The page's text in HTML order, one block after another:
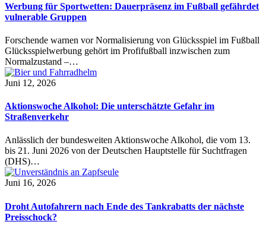
Werbung für Sportwetten: Dauerpräsenz im Fußball gefährdet
vulnerable Gruppen
Forschende warnen vor Normalisierung von Glücksspiel im Fußball
Glücksspielwerbung gehört im Profifußball inzwischen zum
Normalzustand –…
Juni 12, 2026
Aktionswoche Alkohol: Die unterschätzte Gefahr im
Straßenverkehr
Anlässlich der bundesweiten Aktionswoche Alkohol, die vom 13.
bis 21. Juni 2026 von der Deutschen Hauptstelle für Suchtfragen
(DHS)…
Juni 16, 2026
Droht Autofahrern nach Ende des Tankrabatts der nächste
Preisschock?